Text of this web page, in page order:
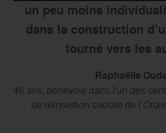
un peu moins
dans la construction
tourné vers les
Raphaëlle
46 ans, bénévole dans l'un des
de réinsertion sociale de